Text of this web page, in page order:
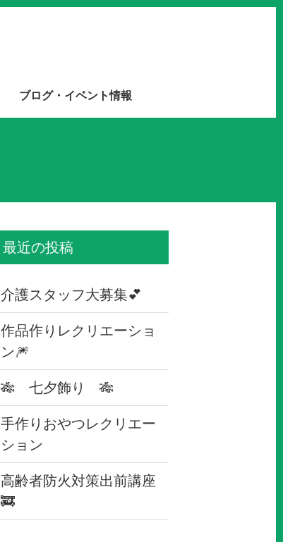
ブログ・イベント情報
最近の投稿
介護スタッフ大募集💕
作品作りレクリエーショ
ン🎆
🎋 七夕飾り 🎋
手作りおやつレクリエー
ション
高齢者防火対策出前講座
🚒